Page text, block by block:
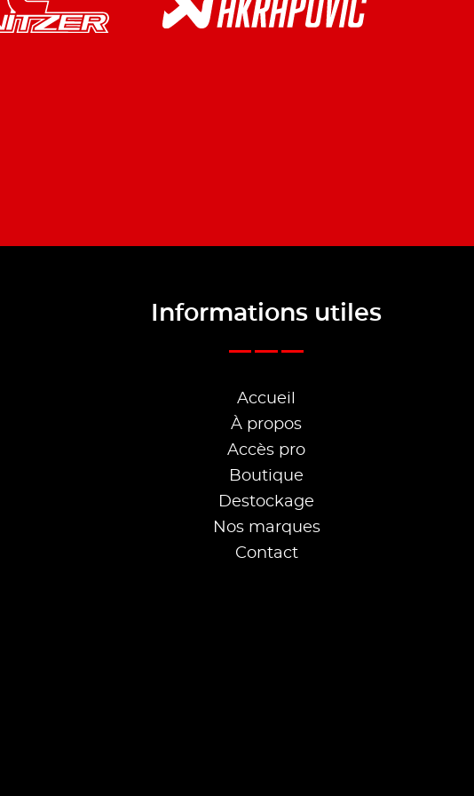
Informations utiles
Accueil
À propos
Accès pro
Boutique
Destockage
Nos marques
Contact